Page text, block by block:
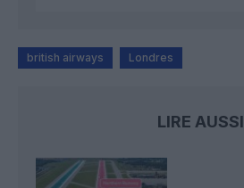
british airways Londres
LIRE AUSSI